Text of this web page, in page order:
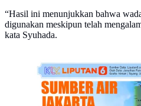
“Hasil ini menunjukkan bahwa
digunakan meskipun telah
kata Syuhada.
(Liputan6.com / Triyasni)